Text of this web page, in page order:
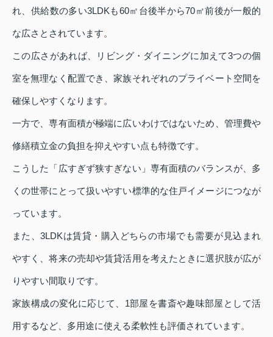
れ、供給数の多い3LDKも60㎡台後半から70㎡前後が一般的
な広さとされています。
この広さがあれば、リビング・ダイニングに加えて3つの個
室を無理なく配置でき、家族それぞれのプライベート空間を
確保しやすくなります。
一方で、専有面積が極端に広いわけではないため、管理費や
修繕積立金の負担を抑えやすい点も特徴です。
こうした「広すぎず狭すぎない」専有面積のバランスが、多
くの世帯にとって扱いやすい標準的な住戸イメージにつなが
っています。
また、3LDKは賃貸・購入どちらの市場でも需要が見込まれ
やすく、将来の売却や賃貸活用を考えたときに選択肢が広が
りやすい間取りです。
家族構成の変化に応じて、1部屋を書斎や趣味部屋として活
用するなど、多用途に使える柔軟性も評価されています。